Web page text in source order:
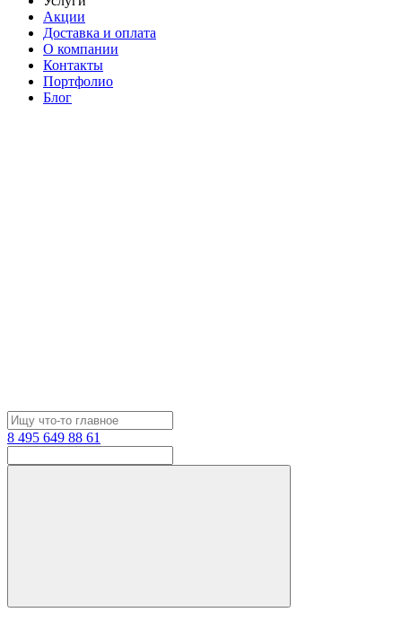
Акции
Доставка и оплата
О компании
Контакты
Портфолио
Блог
8 495 649 88 61